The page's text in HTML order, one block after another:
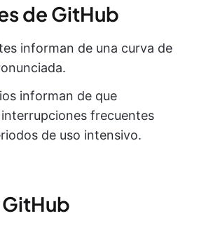
de GitHub
informan de una curva de
informan de que
frecuentes
de uso intensivo.